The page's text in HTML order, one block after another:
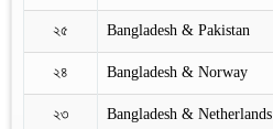
২৫ Bangladesh & Pakistan
২৪ Bangladesh & Norway
২৩ Bangladesh & Netherlands